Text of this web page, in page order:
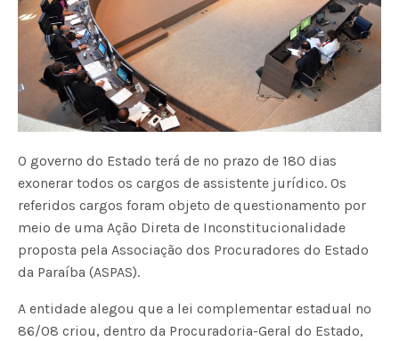
O governo do Estado terá de no prazo de 180 dias
exonerar todos os cargos de assistente jurídico. Os
referidos cargos foram objeto de questionamento por
meio de uma Ação Direta de Inconstitucionalidade
proposta pela Associação dos Procuradores do Estado
da Paraíba (ASPAS).
A entidade alegou que a lei complementar estadual nº
86/08 criou, dentro da Procuradoria-Geral do Estado,